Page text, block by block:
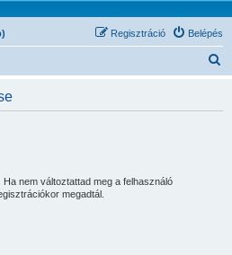
Belépés
Regisztráció
nem változtattad meg a felhasználó
megadtál.